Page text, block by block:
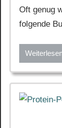
Oft genug
folgende